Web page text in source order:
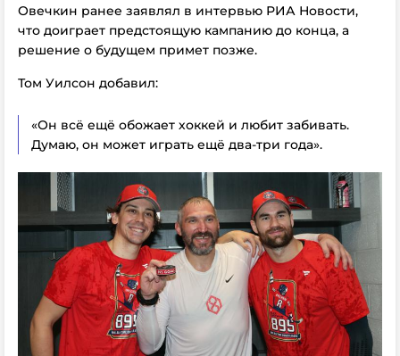
Овечкин ранее заявлял в интервью РИА Новости,
что доиграет предстоящую кампанию до конца, а
решение о будущем примет позже.
Том Уилсон добавил:
«Он всё ещё обожает хоккей и любит забивать.
Думаю, он может играть ещё два-три года».